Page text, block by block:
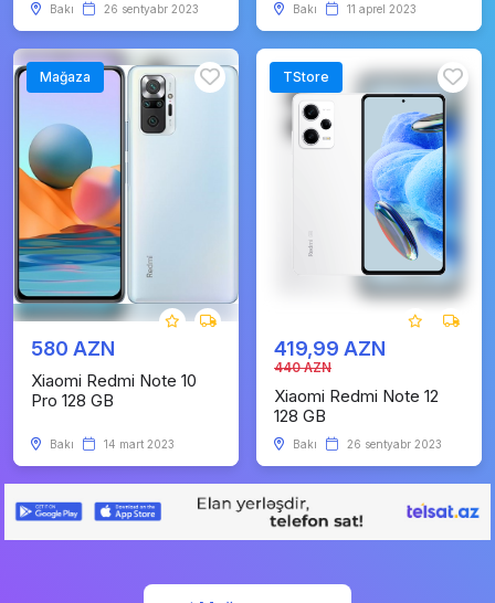
Bakı 26 sentyabr 2023 Bakı 11 aprel 2023
Mağaza
580 AZN
Xiaomi Redmi Note 10
Pro 128 GB
Bakı 14 mart 2023
TStore
419,99 AZN
440 AZN
Xiaomi Redmi Note 12
128 GB
Bakı 26 sentyabr 2023